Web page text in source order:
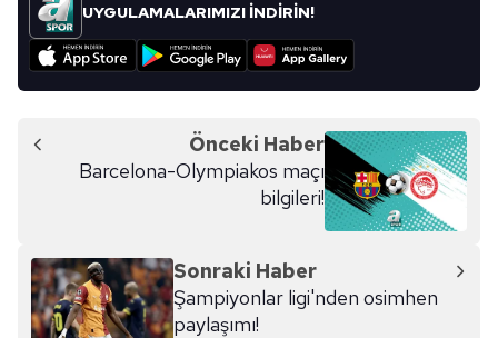
UYGULAMALARIMIZI İNDİRİN!
Önceki Haber
Barcelona-Olympiakos maçı
bilgileri!
Sonraki Haber
Şampiyonlar ligi'nden osimhen
paylaşımı!